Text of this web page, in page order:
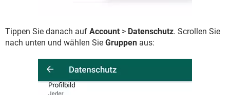
Tippen Sie danach auf Account > Datenschutz. Scrollen Sie
nach unten und wählen Sie Gruppen aus: